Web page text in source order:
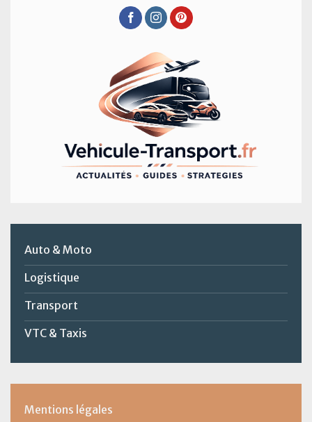
Auto & Moto
Logistique
Transport
VTC & Taxis
Mentions légales